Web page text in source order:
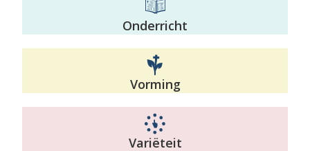
Onderricht
Vorming
Variëteit